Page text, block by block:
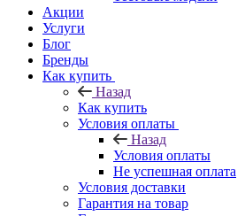
Акции
Услуги
Блог
Бренды
Как купить
Назад
Как купить
Условия оплаты
Назад
Условия оплаты
Не успешная оплата
Условия доставки
Гарантия на товар